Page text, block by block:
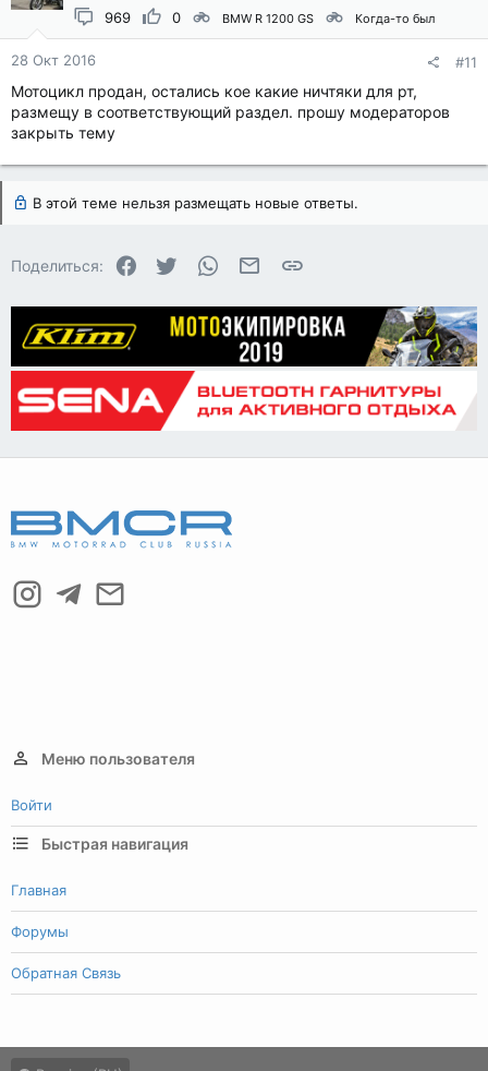
969
0 BMW R 1200 GS Когда-то был
28 Окт 2016 #11
Мотоцикл продан, остались кое какие ничтяки для рт,
размещу в соответствующий раздел. прошу модераторов
закрыть тему
В этой теме нельзя размещать новые ответы.
Поделиться: Facebook
Twitter WhatsAppЭлектронная почта
Ссылка
Меню пользователя
Войти
Быстрая навигация
Главная
Форумы
Обратная Связь